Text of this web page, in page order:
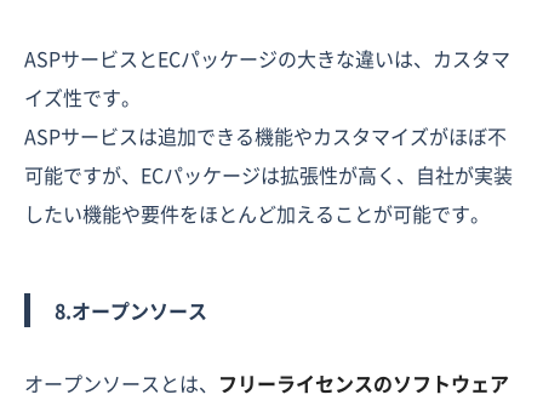
ASPサービスとECパッケージの大きな違いは、カスタマ
イズ性です。
ASPサービスは追加できる機能やカスタマイズがほぼ不
可能ですが、ECパッケージは拡張性が高く、自社が実装
したい機能や要件をほとんど加えることが可能です。
8.オープンソース
オープンソースとは、 フリーライセンスのソフトウェア